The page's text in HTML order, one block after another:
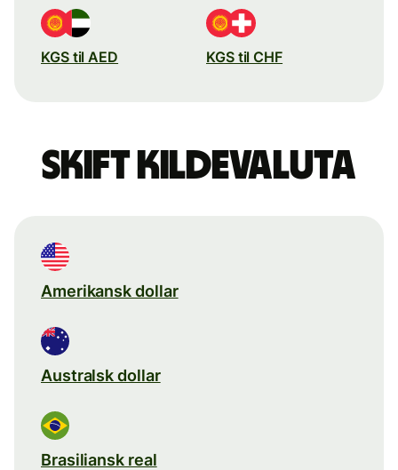
KGS til AED KGS til CHF
Skift kildevaluta
Amerikansk dollar
Australsk dollar
Brasiliansk real